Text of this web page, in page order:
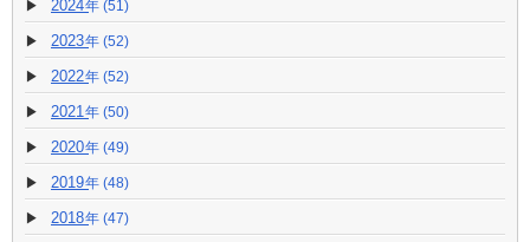
2024 (51)
2023 (52)
2022 (52)
2021 (50)
2020 (49)
2019 (48)
2018 (47)